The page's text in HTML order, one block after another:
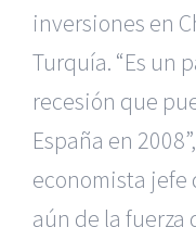
inversiones en
Turquía. “Es un
recesión que
España en
economista jefe
aún de la fuerza